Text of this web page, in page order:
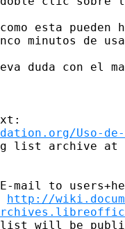
esta pueden
minutos de
duda con el
Uso-de-
list archive at
mail to
http://